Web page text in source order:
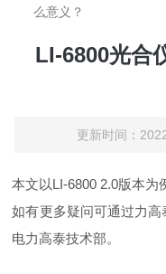
么意义？
LI-6800光合
更新时间：
本文以LI-6800 2.0版本为
如有更多疑问可通过力
电力高泰技术部。